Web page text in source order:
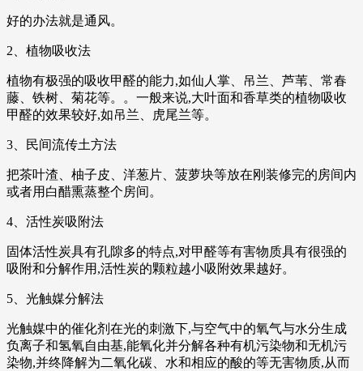
好的办法就是通风。
2、植物吸收法
植物有极强的吸收甲醛的能力,如仙人掌、吊兰、芦苇、常春
藤、铁树、菊花等。。一般来说,大叶面和香草类的植物吸收
甲醛的效果较好,如吊兰、虎尾兰等。
3、民间流传土方法
把茶叶渣、柚子皮、洋葱片、菠萝块等放在刚装修完的房间内
或者用白醋熏蒸整个房间。
4、活性炭吸附法
固体活性炭具有孔隙多的特点,对甲醛等有害物质具有很强的
吸附和分解作用,活性炭的颗粒越小吸附效果越好。
5、光触媒分解法
光触媒中的催化剂在光的刺激下,与空气中的氧气与水分生成
负离子和氢氧自由基,能氧化并分解各种有机污染物和无机污
染物,并终降解为二氧化碳、水和相应的酸的等无害物质,从而